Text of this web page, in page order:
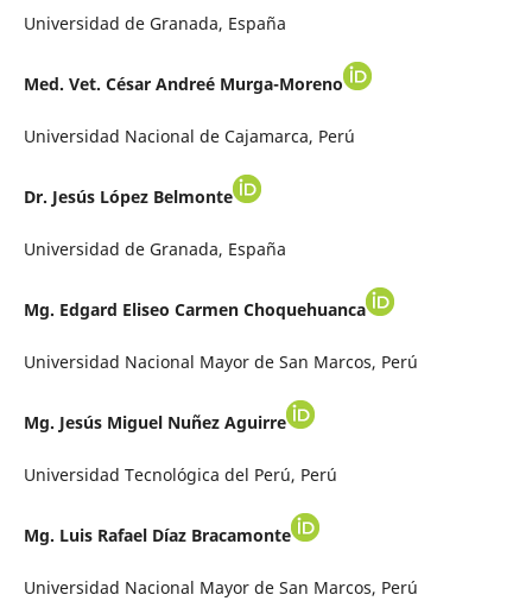
Universidad de Granada, España
Med. Vet. César Andreé Murga-Moreno
Universidad Nacional de Cajamarca, Perú
Dr. Jesús López Belmonte
Universidad de Granada, España
Mg. Edgard Eliseo Carmen Choquehuanca
Universidad Nacional Mayor de San Marcos, Perú
Mg. Jesús Miguel Nuñez Aguirre
Universidad Tecnológica del Perú, Perú
Mg. Luis Rafael Díaz Bracamonte
Universidad Nacional Mayor de San Marcos, Perú